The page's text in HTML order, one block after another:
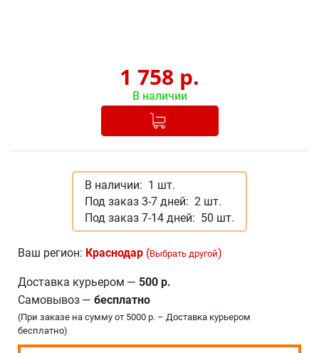
1 758 р.
В наличии
Добавлено в корзину
В наличии: 1 шт.
Под заказ 3-7 дней: 2 шт.
Под заказ 7-14 дней: 50 шт.
Ваш регион: Краснодар (Выбрать другой)
Доставка курьером — 500 р.
Самовывоз — бесплатно
(При заказе на сумму от 5000 р. – Доставка курьером
бесплатно)